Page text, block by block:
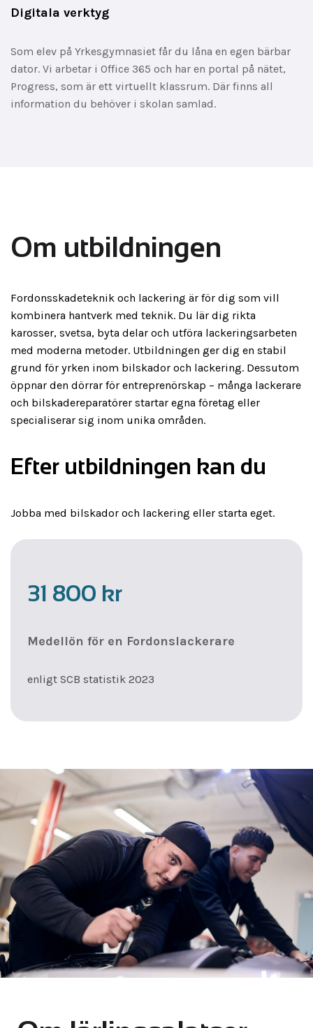
Digitala verktyg
Som elev på Yrkesgymnasiet får du låna en egen bärbar
dator. Vi arbetar i Office 365 och har en portal på nätet,
Progress, som är ett virtuellt klassrum. Där finns all
information du behöver i skolan samlad.
Om utbildningen
Fordonsskadeteknik och lackering är för dig som vill
kombinera hantverk med teknik. Du lär dig rikta
karosser, svetsa, byta delar och utföra lackeringsarbeten
med moderna metoder. Utbildningen ger dig en stabil
grund för yrken inom bilskador och lackering. Dessutom
öppnar den dörrar för entreprenörskap – många lackerare
och bilskadereparatörer startar egna företag eller
specialiserar sig inom unika områden.
Efter utbildningen kan du
Jobba med bilskador och lackering eller starta eget.
31 800 kr
Medellön för en Fordonslackerare
enligt SCB statistik 2023